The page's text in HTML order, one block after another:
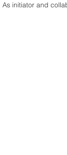
As initiator and